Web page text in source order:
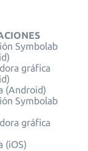
Symbolab
gráfica
(Android)
Symbolab
gráfica
(iOS)